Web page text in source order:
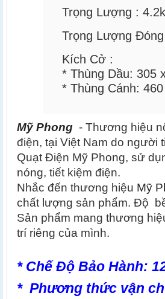
Trọng Lượng :
Trọng Lượng
Kích Cở :
* Thùng Dầu: 305
* Thùng Cánh:
Mỹ Phong - Thương hiệu
điện, tại Việt Nam do người
Quạt Điện Mỹ Phong, sử
nóng, tiết kiệm điện.
Nhắc đến thương hiệu Mỹ
chất lượng sản phẩm. Độ
Sản phẩm mang thương
trí riêng của mình.
* Chế Độ Bảo Hành:
* Phương thức vận